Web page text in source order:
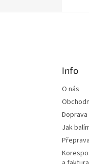
Info
O nás
Jak